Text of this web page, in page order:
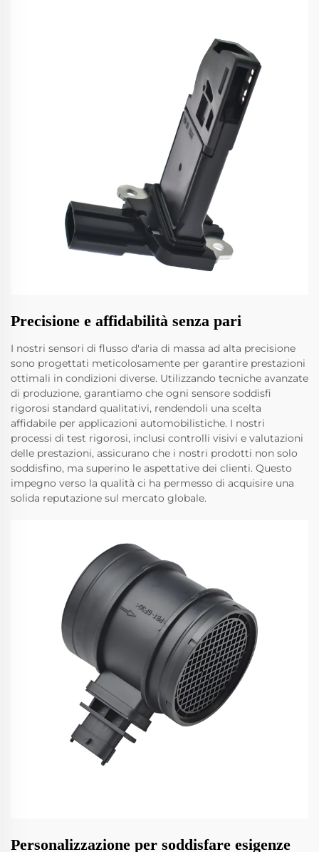
Precisione e affidabilità senza pari
I nostri sensori di flusso d'aria di massa ad alta precisione
sono progettati meticolosamente per garantire prestazioni
ottimali in condizioni diverse. Utilizzando tecniche avanzate
di produzione, garantiamo che ogni sensore soddisfi
rigorosi standard qualitativi, rendendoli una scelta
affidabile per applicazioni automobilistiche. I nostri
processi di test rigorosi, inclusi controlli visivi e valutazioni
delle prestazioni, assicurano che i nostri prodotti non solo
soddisfino, ma superino le aspettative dei clienti. Questo
impegno verso la qualità ci ha permesso di acquisire una
solida reputazione sul mercato globale.
Personalizzazione per soddisfare esigenze